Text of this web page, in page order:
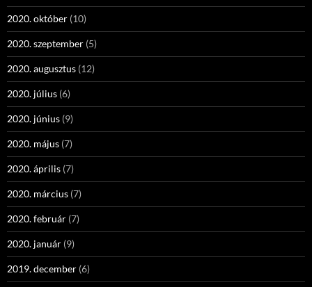
2020. október (10)
2020. szeptember (5)
2020. augusztus (12)
2020. július (6)
2020. június (9)
2020. május (7)
2020. április (7)
2020. március (7)
2020. február (7)
2020. január (9)
2019. december (6)